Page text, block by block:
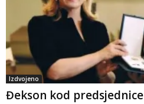
Izdvojeno
Đekson kod predsjednice